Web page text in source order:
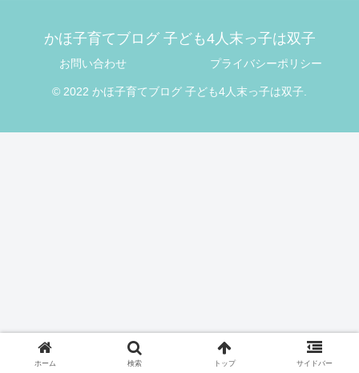
かほ子育てブログ 子ども4人末っ子は双子
お問い合わせ プライバシーポリシー
© 2022 かほ子育てブログ 子ども4人末っ子は双子.
ホーム 検索 トップ サイドバー